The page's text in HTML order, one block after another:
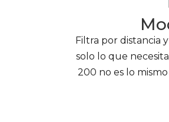
Filtra por distancia
solo lo que
200 no es lo